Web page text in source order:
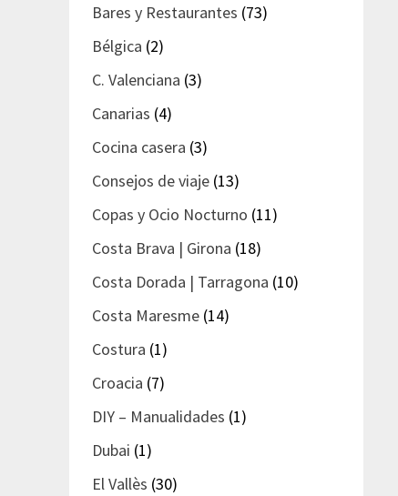
Bares y Restaurantes (73)
Bélgica (2)
C. Valenciana (3)
Canarias (4)
Cocina casera (3)
Consejos de viaje (13)
Copas y Ocio Nocturno (11)
Costa Brava | Girona (18)
Costa Dorada | Tarragona (10)
Costa Maresme (14)
Costura (1)
Croacia (7)
DIY – Manualidades (1)
Dubai (1)
El Vallès (30)